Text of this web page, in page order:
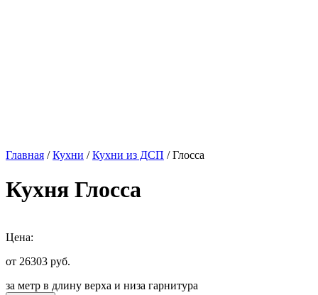
Главная /Кухни /Кухни из ДСП / Глосса
Кухня Глосса
Цена:
от 26303 руб.
за метр в длину верха и низа гарнитура